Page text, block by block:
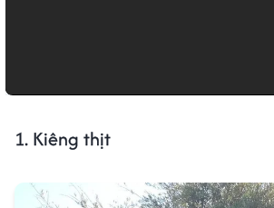
1. Kiêng thịt